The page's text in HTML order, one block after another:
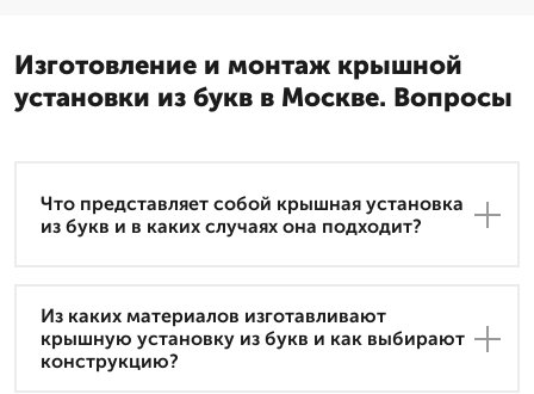
Изготовление и монтаж крышной
установки из букв в Москве. Вопросы
Что представляет собой крышная установка
из букв и в каких случаях она подходит?
Из каких материалов изготавливают
крышную установку из букв и как выбирают
конструкцию?